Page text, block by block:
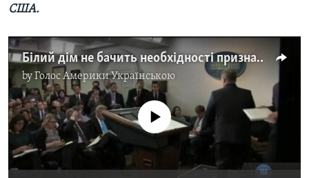
США.
Білий дім не бачить необхідності призначення спеціального прокурора для розслідування російського втручання у вибори у США. Відео
byГолос Америки Українською
No media source currently available